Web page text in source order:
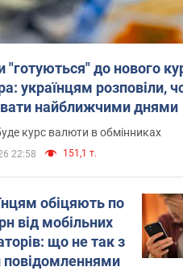
"готуються" до нового
українцям розповіли,
найближчими днями
курс валюти в обмінниках
22:58 151,1 т.
обіцяють по
від мобільних
що не так з